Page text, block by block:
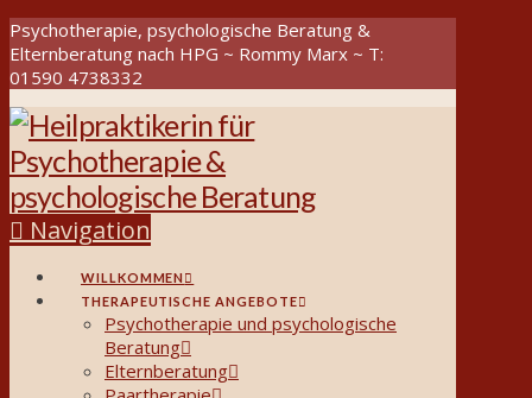
Psychotherapie, psychologische Beratung &
Elternberatung nach HPG ~ Rommy Marx ~ T:
01590 4738332
Navigation
WILLKOMMEN
THERAPEUTISCHE ANGEBOTE
Psychotherapie und psychologische
Beratung
Elternberatung